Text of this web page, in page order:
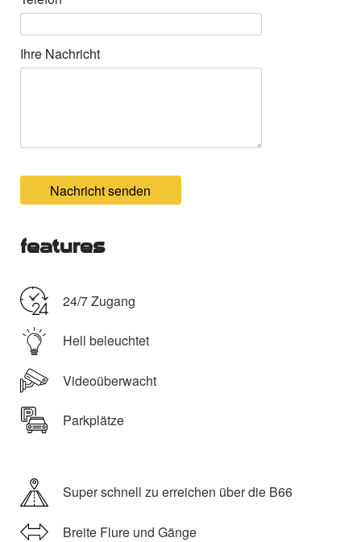
Ihre Nachricht
Nachricht senden
features
24/7 Zugang
Hell beleuchtet
Videoüberwacht
Parkplätze
Super schnell zu erreichen über die B66
Breite Flure und Gänge